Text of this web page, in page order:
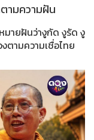
ามความฝัน
มายฝันว่างูกัด งูรัด งู
ตามความเชื่อไทย